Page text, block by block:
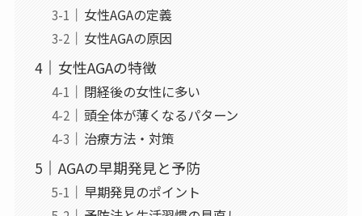
女性AGAの定義
女性AGAの原因
女性AGAの特徴
閉経後の女性に多い
頭全体が薄くなるパターン
治療方法・対策
AGAの早期発見と予防
早期発見のポイント